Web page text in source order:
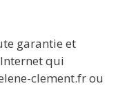
garantie et
qui
clement.fr ou